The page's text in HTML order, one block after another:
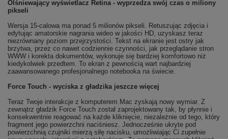
Olśniewający wyświetlacz Retina - wyprzedza swój czas o miliony
pikseli
Wersja 15-calowa ma ponad 5 milionów pikseli. Retuszując zdjęcia i
edytując amatorskie nagrania wideo w jakości HD, uzyskasz teraz
niezrównany poziom przejrzystości. Tekst na ekranie jest ostry jak
brzytwa, przez co nawet codziennie czynności, jak przeglądanie stron
WWW i korekta dokumentów, wykonuje się bardziej komfortowo niż
kiedykolwiek przedtem. To ekran z pewnością wart najbardziej
zaawansowanego profesjonalnego notebooka na świecie.
Force Touch - wyciska z gładzika jeszcze więcej
Teraz Twoje interakcje z komputerem Mac zyskają nowy wymiar. Z
zewnątrz gładzik Force Touch został zaprojektowany tak, by płynnie i
konsekwentnie reagować na każde kliknięcie, niezależnie od tego, który
fragment jego powierzchni naciśniesz. Jednocześnie ukryte pod
powierzchnią czujniki mierzą siłę nacisku, umożliwiając Ci zupełnie